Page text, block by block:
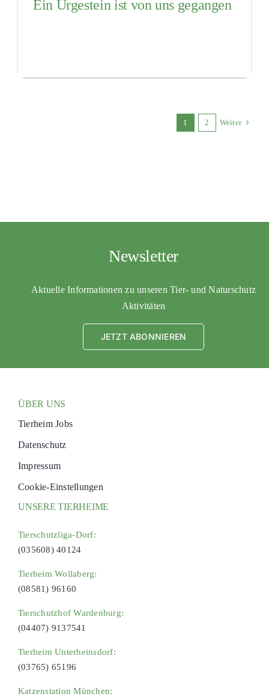
Ein Urgestein ist von uns gegangen
1 2 Weiter
Newsletter
Aktuelle Informationen zu unseren Tier- und Naturschutz
Aktivitäten
JETZT ABONNIEREN
ÜBER UNS
Tierheim Jobs
Datenschutz
Impressum
Cookie-Einstellungen
UNSERE TIERHEIME
Tierschutzliga-Dorf:
(035608) 40124
Tierheim Wollaberg:
(08581) 96160
Tierschutzhof Wardenburg:
(04407) 9137541
Tierheim Unterheinsdorf:
(03765) 65196
Katzenstation München: